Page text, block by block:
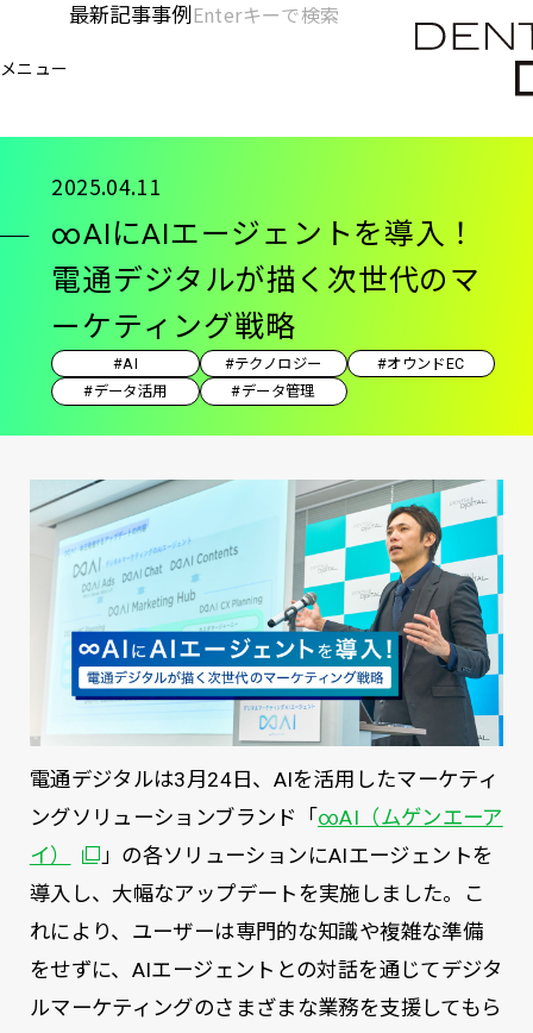
ン
ン
ツ
メニュー
[KC]
-
メ
イ
ン
最新記事事例
検
索
∞AIにAIエージェントを導入！
電通デジタルが描く次世代のマ
ーケティング戦略
2025.04.11
#AI #テクノロジー
#オウンドEC
#データ活用
#データ管理
電通デジタルは3月24日、AIを活用したマーケティ
ングソリューションブランド「 ∞AI（ムゲンエーア
イ）
別ウィンドウで開く
」の各ソリューションにAIエージェントを
導入し、大幅なアップデートを実施しました。こ
れにより、ユーザーは専門的な知識や複雑な準備
をせずに、AIエージェントとの対話を通じてデジタ
ルマーケティングのさまざまな業務を支援してもら